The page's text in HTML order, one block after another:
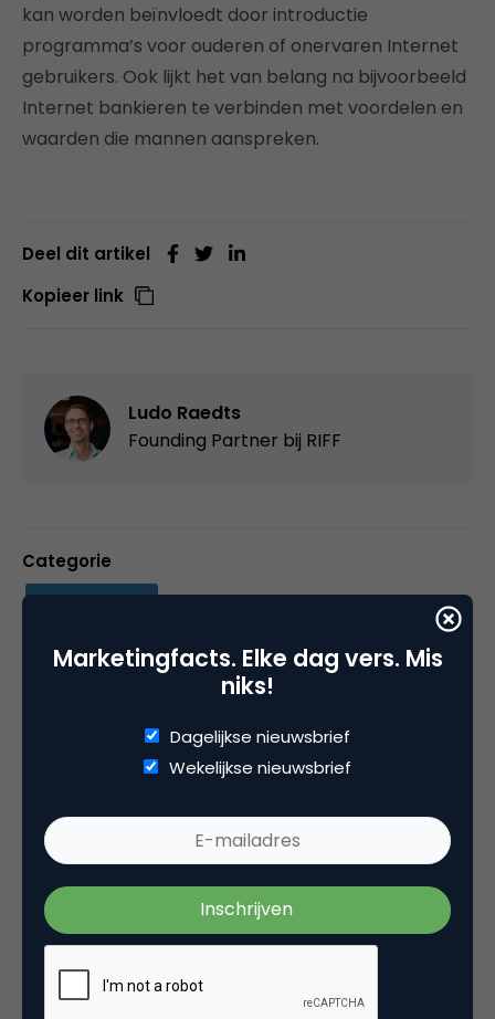
kan worden beïnvloedt door introductie
programma’s voor ouderen of onervaren Internet
gebruikers. Ook lijkt het van belang na bijvoorbeeld
Internet bankieren te verbinden met voordelen en
waarden die mannen aanspreken.
Deel dit artikel
Kopieer link
Ludo Raedts
Founding Partner bij RIFF
Categorie
CRM, Loyalty & CX
Tags
2 Reacties
Gosse AdB
Quote:
Marketingfacts. Elke dag vers. Mis
niks!
Dagelijkse nieuwsbrief
Wekelijkse nieuwsbrief